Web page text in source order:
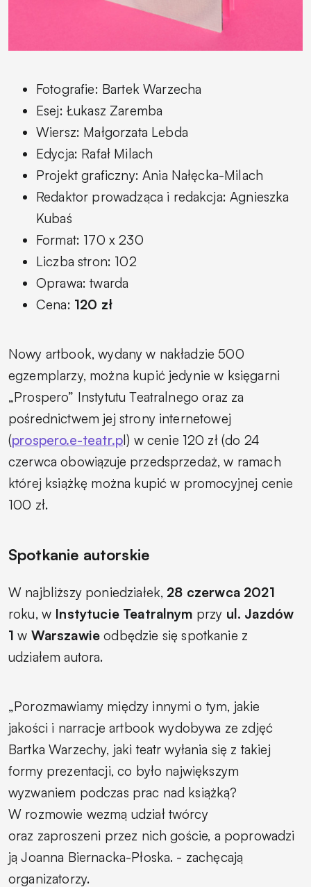
Fotografie: Bartek Warzecha
Esej: Łukasz Zaremba
Wiersz: Małgorzata Lebda
Edycja: Rafał Milach
Projekt graficzny: Ania Nałęcka-Milach
Redaktor prowadząca i redakcja: Agnieszka
Kubaś
Format: 170 x 230
Liczba stron: 102
Oprawa: twarda
Cena: 120 zł
Nowy artbook, wydany w nakładzie 500
egzemplarzy, można kupić jedynie w księgarni
„Prospero” Instytutu Teatralnego oraz za
pośrednictwem jej strony internetowej
(prospero.e-teatr.pl) w cenie 120 zł (do 24
czerwca obowiązuje przedsprzedaż, w ramach
której książkę można kupić w promocyjnej cenie
100 zł.
Spotkanie autorskie
W najbliższy poniedziałek, 28 czerwca 2021
roku, w Instytucie Teatralnym przy ul. Jazdów
1 w Warszawie odbędzie się spotkanie z
udziałem autora.
„Porozmawiamy między innymi o tym, jakie
jakości i narracje artbook wydobywa ze zdjęć
Bartka Warzechy, jaki teatr wyłania się z takiej
formy prezentacji, co było największym
wyzwaniem podczas prac nad książką?
W rozmowie wezmą udział twórcy
oraz zaproszeni przez nich goście, a poprowadzi
ją Joanna Biernacka-Płoska. - zachęcają
organizatorzy.